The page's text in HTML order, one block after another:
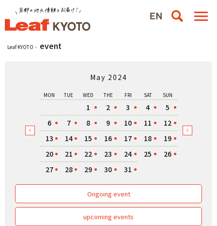
Leaf KYOTO event
May 2024
MON TUE WED THE FRI SAT SUN
1 2 3 4
5
6
7 8 9 10 11
12
13
14 15 16 17 18
19
20
21 22 23 24 25
26
27
28 29 30 31
Ongoing event
upcoming events